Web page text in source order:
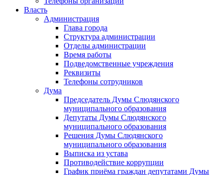
Власть
Администрация
Глава города
Структура администрации
Отделы администрации
Время работы
Подведомственные учреждения
Реквизиты
Телефоны сотрудников
Дума
Председатель Думы Слюдянского
муниципального образования
Депутаты Думы Слюдянского
муниципального образования
Решения Думы Слюдянского
муниципального образования
Выписка из устава
Противодействие коррупции
График приёма граждан депутатами Думы